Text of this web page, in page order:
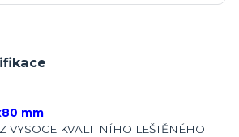
mm
VYSOCE KVALITNÍHO LEŠTĚNÉHO